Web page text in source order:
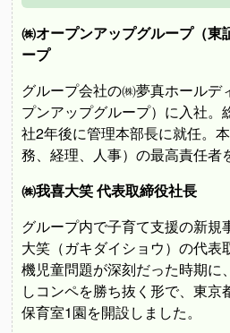
㈱オープンアップグループ（東
ープ
グループ会社の㈱夢真ホールデ
プンアップグループ）に入社。
社2年後に管理本部長に就任。
務、経理、人事）の最高責任者
㈱我喜大笑 代表取締役社長
グループ内で子育て支援の新規
大笑（ガキダイショウ）の代表
機児童問題が深刻だった時期に
しコンペを勝ち抜く形で、東
保育室1園を開設しました。